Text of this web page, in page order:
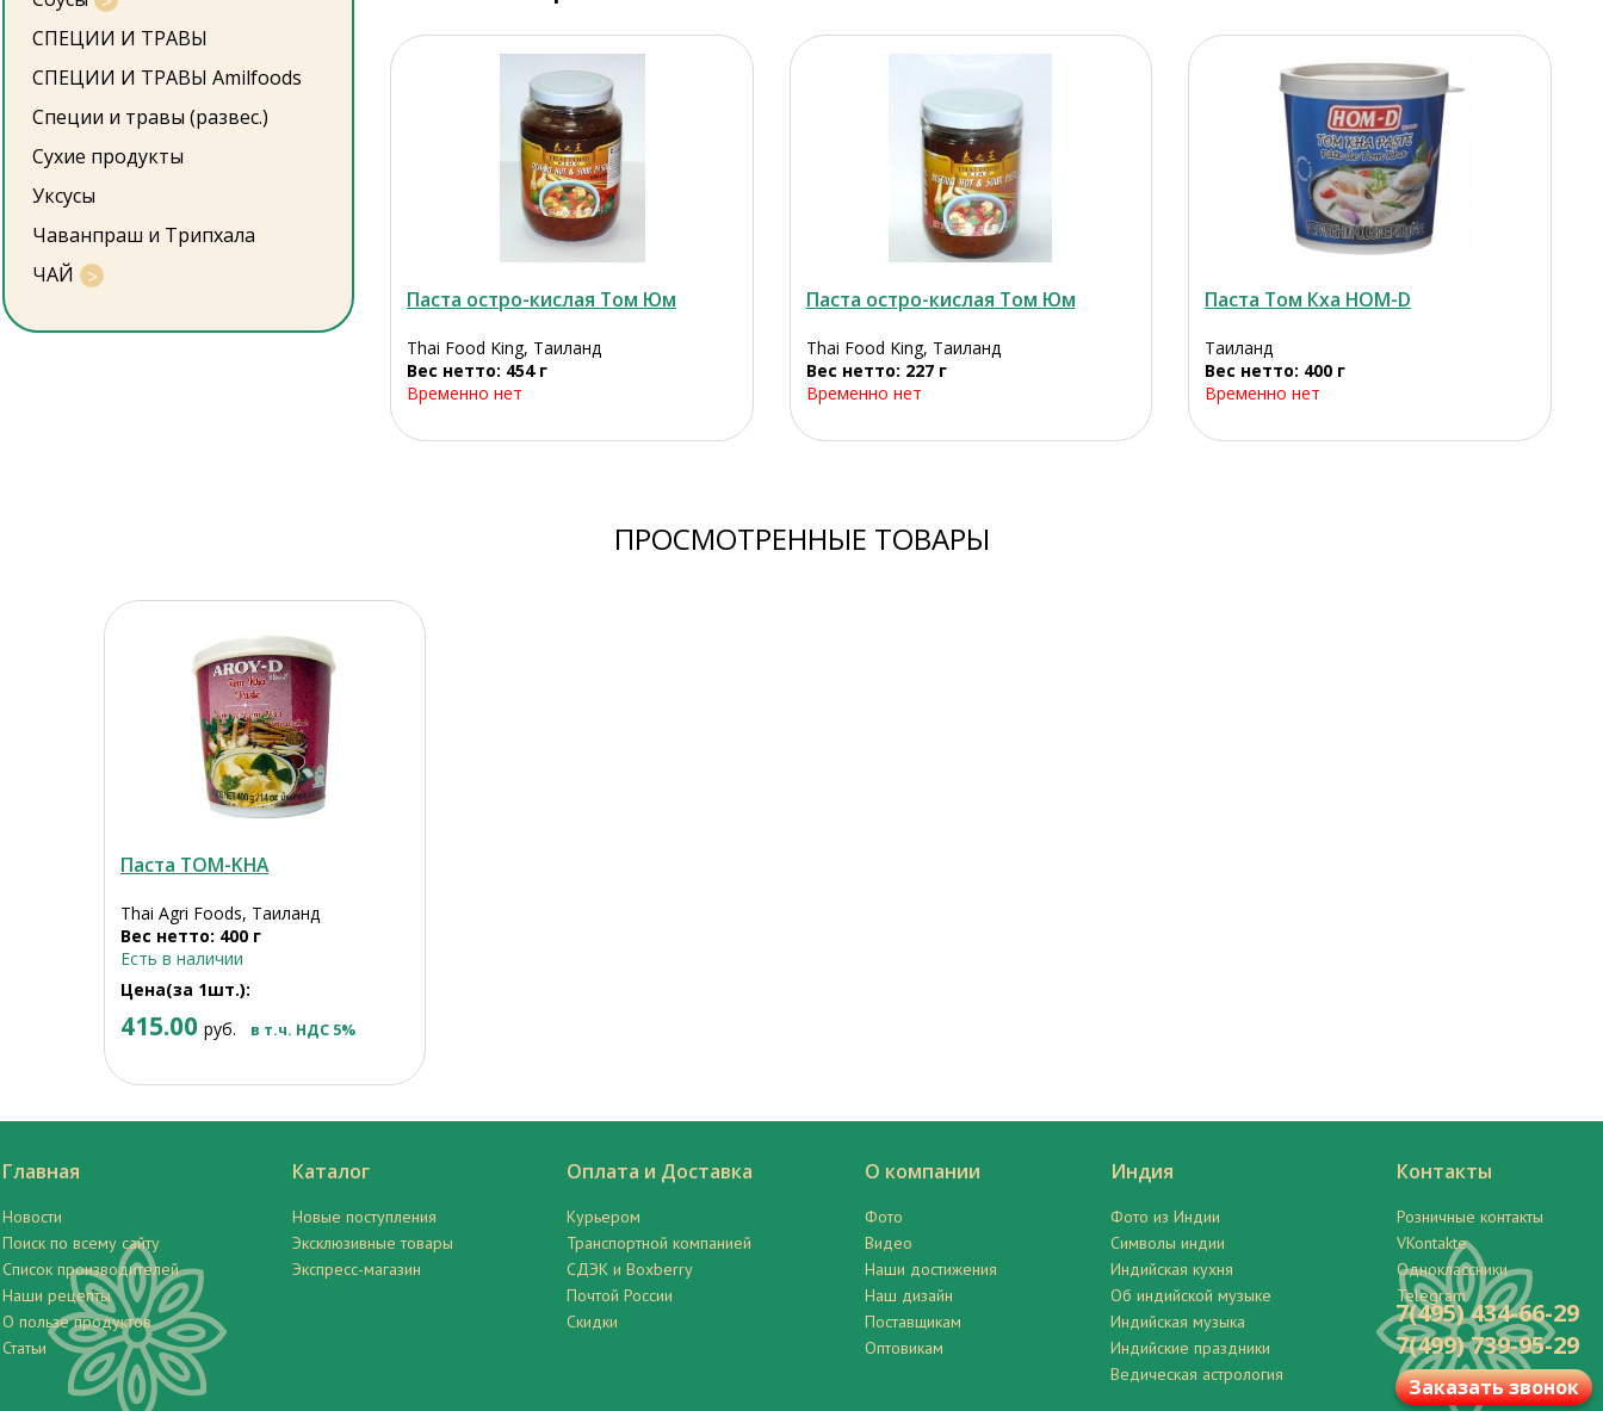
СПЕЦИИ И ТРАВЫ
СПЕЦИИ И ТРАВЫ Amilfoods
Специи и травы (развес.)
Сухие продукты
Уксусы
Чаванпраш и Трипхала
ЧАЙ
Паста остро-кислая Том Юм
Thai Food King, Таиланд
Вес нетто: 454 г
Временно нет
Паста остро-кислая Том Юм
Thai Food King, Таиланд
Вес нетто: 227 г
Временно нет
Паста Том Кха HOM-D
Таиланд
Вес нетто: 400 г
Временно нет
ПРОСМОТРЕННЫЕ ТОВАРЫ
Паста TOM-KHA
Thai Agri Foods, Таиланд
Вес нетто: 400 г
Есть в наличии
Цена(за 1шт.):
415.00 руб. в т.ч. НДС 5%
Главная
Новости
Поиск по всему сайту
Список производителей
Наши рецепты
О пользе продуктов
Статьи
Каталог
Новые поступления
Эксклюзивные товары
Экспресс-магазин
Оплата и Доставка
Курьером
Транспортной компанией
СДЭК и Boxberry
Почтой России
Скидки
О компании
Фото
Видео
Наши достижения
Наш дизайн
Поставщикам
Оптовикам
Индия
Фото из Индии
Символы индии
Индийская кухня
Об индийской музыке
Индийская музыка
Индийские праздники
Ведическая астрология
Контакты
Розничные контакты
VKontakte
Одноклассники
Telegram
7(495) 434-66-29
7(499) 739-95-29
Заказать звонок